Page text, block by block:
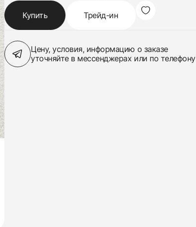
Купить Трейд-ин
Цену, условия, информацию о заказе
уточняйте в мессенджерах или по телефону